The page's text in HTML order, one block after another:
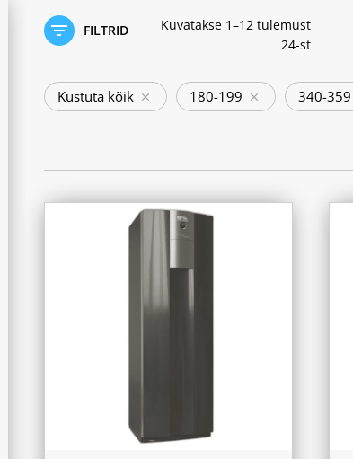
FILTRID
Kuvatakse 1–12 tulemust
24-st
Kustuta kõik 180-199 340-359